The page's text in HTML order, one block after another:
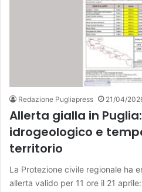
Redazione Pugliapress 21/04/
Allerta gialla in
idrogeologico e
territorio
La Protezione civile regionale ha
allerta valido per 11 ore il 21